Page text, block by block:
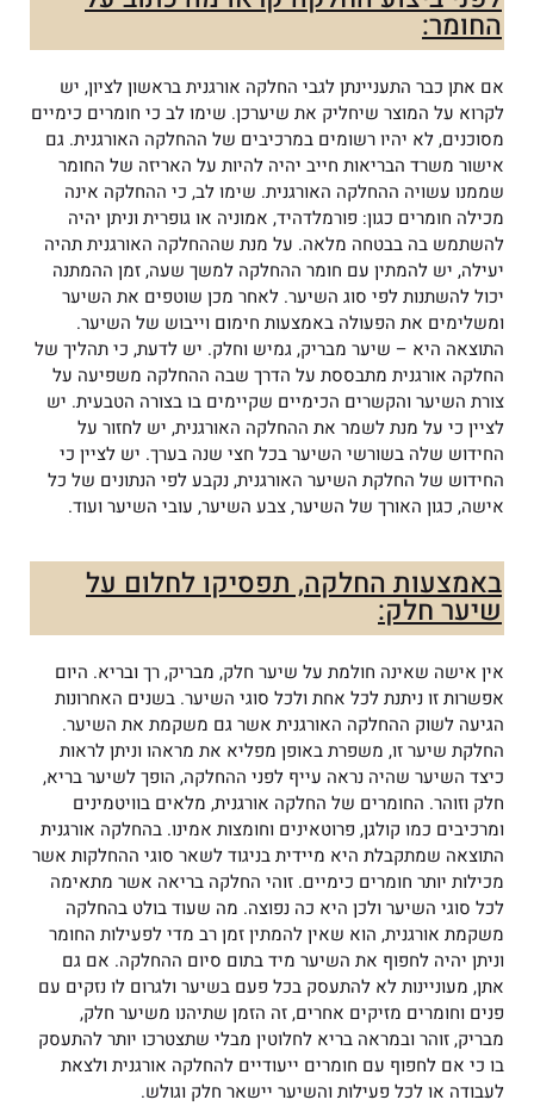
החומר:
אם אתן כבר התעניינתן לגבי החלקה אורגנית בראשון לציון, יש
לקרוא על המוצר שיחליק את שיערכן. שימו לב כי חומרים כימיים
מסוכנים, לא יהיו רשומים במרכיבים של ההחלקה האורגנית. גם
אישור משרד הבריאות חייב יהיה להיות על האריזה של החומר
שממנו עשויה ההחלקה האורגנית. שימו לב, כי ההחלקה אינה
מכילה חומרים כגון: פורמלדהיד, אמוניה או גופרית וניתן יהיה
להשתמש בה בבטחה מלאה. על מנת שההחלקה האורגנית תהיה
יעילה, יש להמתין עם חומר ההחלקה למשך שעה, זמן ההמתנה
יכול להשתנות לפי סוג השיער. לאחר מכן שוטפים את השיער
ומשלימים את הפעולה באמצעות חימום וייבוש של השיער.
התוצאה היא – שיער מבריק, גמיש וחלק. יש לדעת, כי תהליך של
החלקה אורגנית מתבססת על הדרך שבה ההחלקה משפיעה על
צורת השיער והקשרים הכימיים שקיימים בו בצורה הטבעית. יש
לציין כי על מנת לשמר את ההחלקה האורגנית, יש לחזור על
החידוש שלה בשורשי השיער בכל חצי שנה בערך. יש לציין כי
החידוש של החלקת השיער האורגנית, נקבע לפי הנתונים של כל
אישה, כגון האורך של השיער, צבע השיער, עובי השיער ועוד.
באמצעות החלקה, תפסיקו לחלום על
שיער חלק:
אין אישה שאינה חולמת על שיער חלק, מבריק, רך ובריא. היום
אפשרות זו ניתנת לכל אחת ולכל סוגי השיער. בשנים האחרונות
הגיעה לשוק ההחלקה האורגנית אשר גם משקמת את השיער.
החלקת שיער זו, משפרת באופן מפליא את מראהו וניתן לראות
כיצד השיער שהיה נראה עייף לפני ההחלקה, הופך לשיער בריא,
חלק וזוהר. החומרים של החלקה אורגנית, מלאים בוויטמינים
ומרכיבים כמו קולגן, פרוטאינים וחומצות אמינו. בהחלקה אורגנית
התוצאה שמתקבלת היא מיידית בניגוד לשאר סוגי ההחלקות אשר
מכילות יותר חומרים כימיים. זוהי החלקה בריאה אשר מתאימה
לכל סוגי השיער ולכן היא כה נפוצה. מה שעוד בולט בהחלקה
משקמת אורגנית, הוא שאין להמתין זמן רב מדי לפעילות החומר
וניתן יהיה לחפוף את השיער מיד בתום סיום ההחלקה. אם גם
אתן, מעוניינות לא להתעסק בכל פעם בשיער ולגרום לו נזקים עם
פנים וחומרים מזיקים אחרים, זה הזמן שתיהנו משיער חלק,
מבריק, זוהר ובמראה בריא לחלוטין מבלי שתצטרכו יותר להתעסק
בו כי אם לחפוף עם חומרים ייעודיים להחלקה אורגנית ולצאת
לעבודה או לכל פעילות והשיער יישאר חלק וגולש.